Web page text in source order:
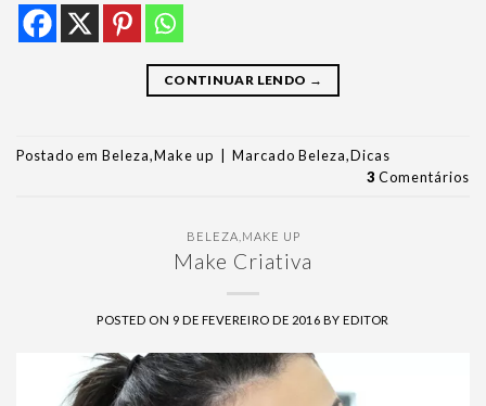
CONTINUAR LENDO →
Postado em Beleza,Make up Marcado Beleza,Dicas
3 Comentários
BELEZA MAKE UP
Make Criativa
POSTED ON 9 DE FEVEREIRO DE 2016 BYEDITOR